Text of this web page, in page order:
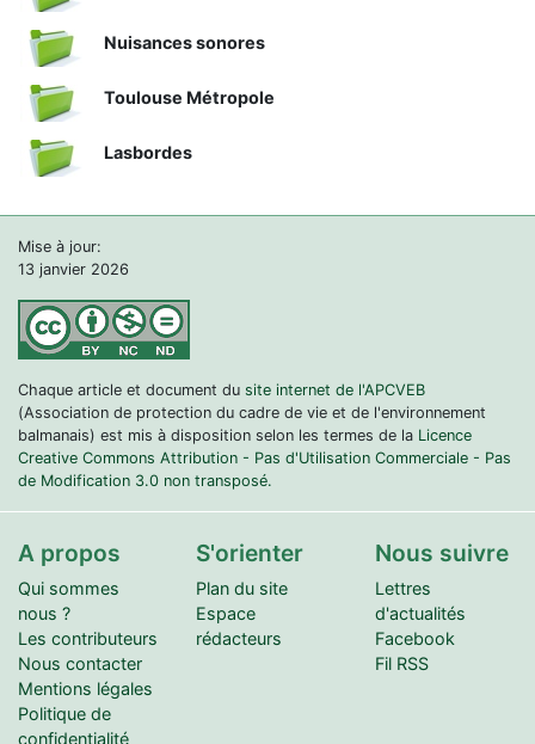
Nuisances sonores
Toulouse Métropole
Lasbordes
Mise à jour:
13 janvier 2026
Chaque article et document du site internet de l'APCVEB
(Association de protection du cadre de vie et de l'environnement
balmanais) est mis à disposition selon les termes de la Licence
Creative Commons Attribution - Pas d'Utilisation Commerciale - Pas
de Modification 3.0 non transposé.
A propos
Qui sommes
nous ?
Les contributeurs
Nous contacter
Mentions légales
Politique de
confidentialité
S'orienter
Plan du site
Espace
rédacteurs
Nous suivre
Lettres
d'actualités
Facebook
Fil RSS